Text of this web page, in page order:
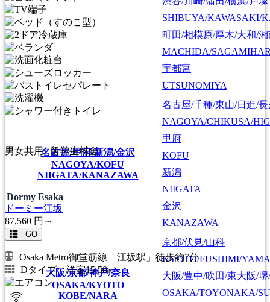
SHIBUYA/KAWASAKI/
町田/相模原/厚木/大和/湘
MACHIDA/
宇都宮
UTSUNOMIYA
名古屋/甲府/新潟/金沢
NAGOYA/KOFU
NIIGATA/KANAZAWA
名古屋/千種/東山/日進/
NAGOYA/CHIKUSA/
甲府
KOFU
新潟
NIIGATA
金沢
KANAZAWA
大阪/京都/神戸/奈良
OSAKA/KYOTO
KOBE/NARA
京都/伏見/山科
KYOTO/FUSHIMI/
大阪/豊中/吹田/東大阪/
OSAKA/TOYONAKA/
男女共用 留学生料金
Dormy Esaka
ドーミー江坂
87,560 円～
GO
Osaka Metro御堂筋線「江坂駅」徒歩約7分
Dタイプ 洋室15.50㎡